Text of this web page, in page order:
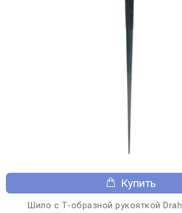
Купить
Шило с Т-образной рукояткой